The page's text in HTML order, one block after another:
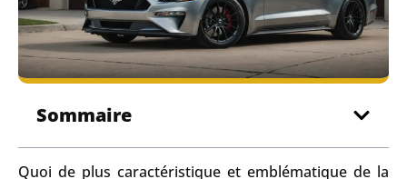
Sommaire
Quoi de plus caractéristique et emblématique de la